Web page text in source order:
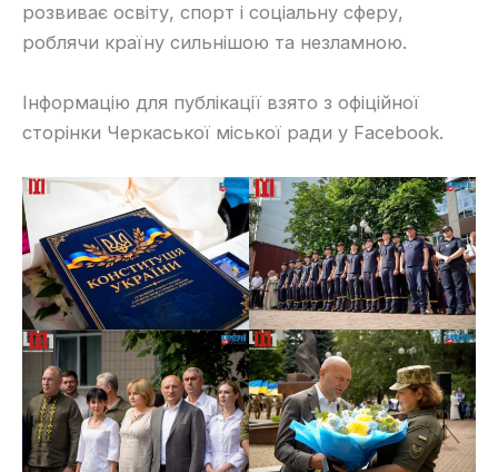
розвиває освіту, спорт і соціальну сферу,
роблячи країну сильнішою та незламною.
Інформацію для публікації взято з офіційної
сторінки Черкаської міської ради у Facebook.